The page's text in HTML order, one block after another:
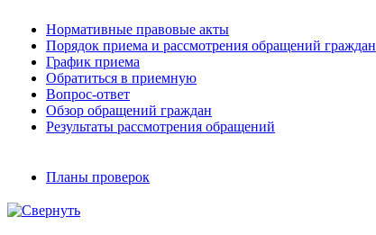
Нормативные правовые акты
Порядок приема и рассмотрения обращений граждан
График приема
Обратиться в приемную
Вопрос-ответ
Обзор обращений граждан
Результаты рассмотрения обращений
Планы проверок